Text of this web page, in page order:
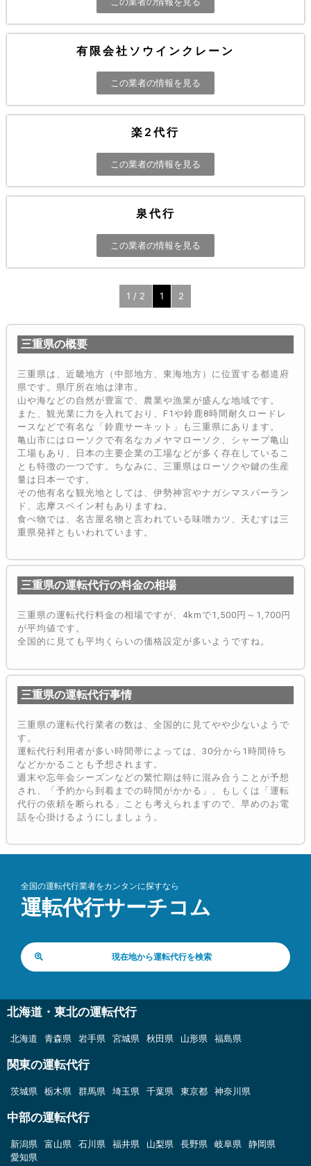
有限会社ソウインクレーン
この業者の情報を見る
楽2代行
この業者の情報を見る
泉代行
この業者の情報を見る
1 / 2 1 2
三重県の概要
三重県は、近畿地方（中部地方、東海地方）に位置する都道府
県です。県庁所在地は津市。
山や海などの自然が豊富で、農業や漁業が盛んな地域です。
また、観光業に力を入れており、F1や鈴鹿8時間耐久ロードレ
ースなどで有名な「鈴鹿サーキット」も三重県にあります。
亀山市にはローソクで有名なカメヤマローソク、シャープ亀山
工場もあり、日本の主要企業の工場などが多く存在しているこ
とも特徴の一つです。ちなみに、三重県はローソクや鍵の生産
量は日本一です。
その他有名な観光地としては、伊勢神宮やナガシマスパーラン
ド、志摩スペイン村もありますね。
食べ物では、名古屋名物と言われている味噌カツ、天むすは三
重県発祥ともいわれています。
三重県の運転代行の料金の相場
三重県の運転代行料金の相場ですが、4kmで1,500円～1,700円
が平均値です。
全国的に見ても平均くらいの価格設定が多いようですね。
三重県の運転代行事情
三重県の運転代行業者の数は、全国的に見てやや少ないようで
す。
運転代行利用者が多い時間帯によっては、30分から1時間待ち
などかかることも予想されます。
週末や忘年会シーズンなどの繁忙期は特に混み合うことが予想
され、「予約から到着までの時間がかかる」、もしくは「運転
代行の依頼を断られる」ことも考えられますので、早めのお電
話を心掛けるようにしましょう。
全国の運転代行業者をカンタンに探すなら
運転代行サーチコム
現在地から運転代行を検索
北海道・東北の運転代行
北海道 青森県 岩手県 宮城県 秋田県 山形県 福島県
関東の運転代行
茨城県 栃木県 群馬県 埼玉県 千葉県 東京都 神奈川県
中部の運転代行
新潟県 富山県 石川県 福井県 山梨県 長野県 岐阜県
静岡県
愛知県